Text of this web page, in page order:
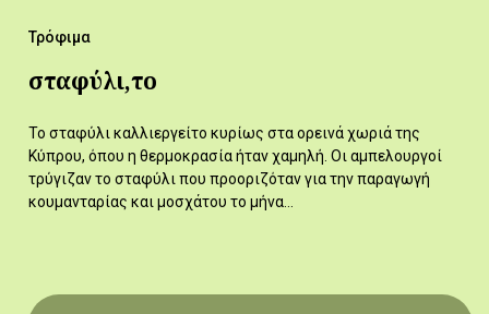
Τρόφιμα
σταφύλι,το
Το σταφύλι καλλιεργείτο κυρίως στα ορεινά χωριά της
Κύπρου, όπου η θερμοκρασία ήταν χαμηλή. Οι αμπελουργοί
τρύγιζαν το σταφύλι που προοριζόταν για την παραγωγή
κουμανταρίας και μοσχάτου το μήνα…